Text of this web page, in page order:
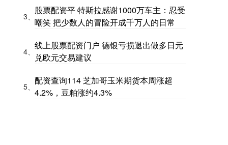
3、
股票配资平 特斯拉感谢1000万车主：忍受
嘲笑 把少数人的冒险开成千万人的日常
4、
线上股票配资门户 德银亏损退出做多日元
兑欧元交易建议
5、
配资查询114 芝加哥玉米期货本周涨超
4.2%，豆粕涨约4.3%